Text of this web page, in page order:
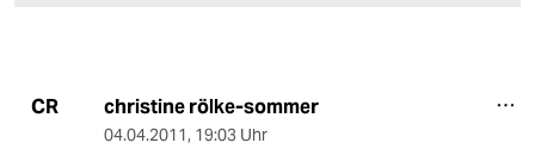
CR christine rölke-sommer
04.04.2011, 19:03 Uhr